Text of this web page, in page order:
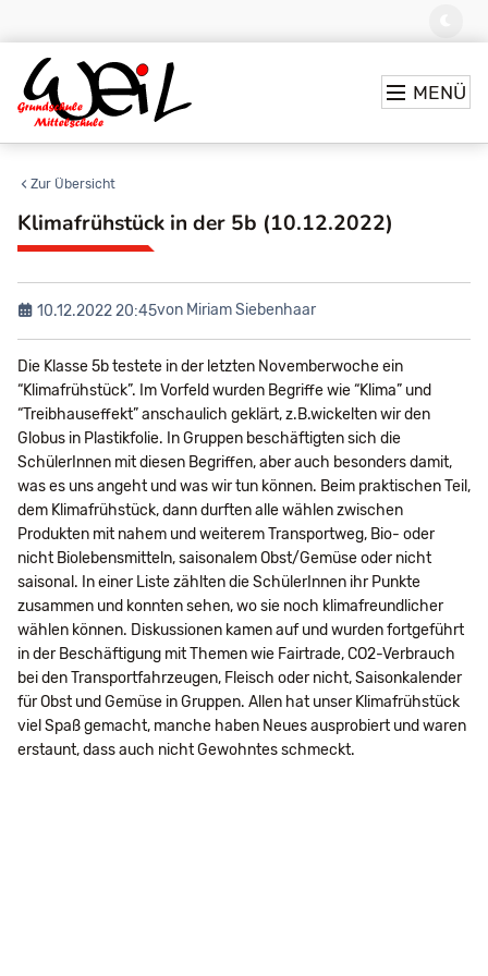
MENÜ
Klimafrühstück in der 5b (10.12.2022)
10.12.2022 20:45von Miriam Siebenhaar
Die Klasse 5b testete in der letzten Novemberwoche ein
“Klimafrühstück”. Im Vorfeld wurden Begriffe wie “Klima” und
“Treibhauseffekt” anschaulich geklärt, z.B.wickelten wir den
Globus in Plastikfolie. In Gruppen beschäftigten sich die
SchülerInnen mit diesen Begriffen, aber auch besonders damit,
was es uns angeht und was wir tun können. Beim praktischen Teil,
dem Klimafrühstück, dann durften alle wählen zwischen
Produkten mit nahem und weiterem Transportweg, Bio- oder
nicht Biolebensmitteln, saisonalem Obst/Gemüse oder nicht
saisonal. In einer Liste zählten die SchülerInnen ihr Punkte
zusammen und konnten sehen, wo sie noch klimafreundlicher
wählen können. Diskussionen kamen auf und wurden fortgeführt
in der Beschäftigung mit Themen wie Fairtrade, CO2-Verbrauch
bei den Transportfahrzeugen, Fleisch oder nicht, Saisonkalender
für Obst und Gemüse in Gruppen. Allen hat unser Klimafrühstück
viel Spaß gemacht, manche haben Neues ausprobiert und waren
erstaunt, dass auch nicht Gewohntes schmeckt.
Zur Übersicht